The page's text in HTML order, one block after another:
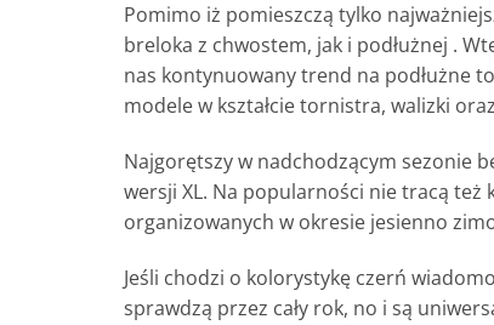
Pomimo iż pomieszczą tylko
breloka z chwostem, jak i podłużnej .
nas kontynuowany trend na podłużne
modele w kształcie tornistra, walizki
Najgorętszy w nadchodzącym sezonie
wersji XL. Na popularności nie tracą
organizowanych w okresie jesienno
Jeśli chodzi o kolorystykę czerń
sprawdzą przez cały rok, no i są